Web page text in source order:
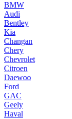
BMW
Audi
Bentley
Kia
Changan
Chery
Chevrolet
Citroen
Daewoo
Ford
GAC
Geely
Haval